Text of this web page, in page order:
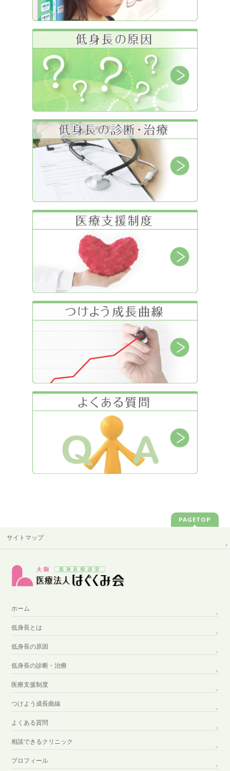
PAGETOP
サイトマップ
ホーム
低身長とは
低身長の原因
低身長の診断・治療
医療支援制度
つけよう成長曲線
よくある質問
相談できるクリニック
プロフィール